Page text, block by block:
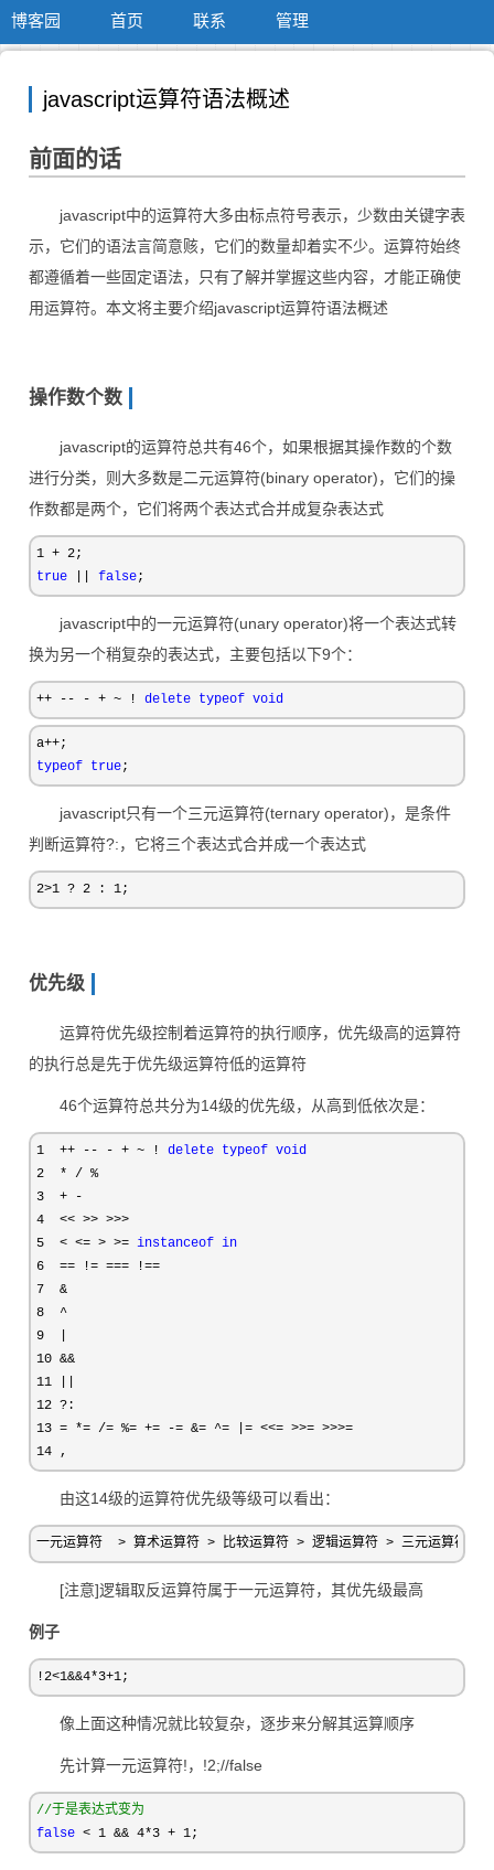
博客园 首页 联系 管理
javascript运算符语法概述
前面的话
javascript中的运算符大多由标点符号表示，少数由关键字表
示，它们的语法言简意赅，它们的数量却着实不少。运算符始终
都遵循着一些固定语法，只有了解并掌握这些内容，才能正确使
用运算符。本文将主要介绍javascript运算符语法概述
操作数个数
javascript的运算符总共有46个，如果根据其操作数的个数
进行分类，则大多数是二元运算符(binary operator)，它们的操
作数都是两个，它们将两个表达式合并成复杂表达式
1 + 2
true
false;
javascript中的一元运算符(unary operator)将一个表达式转
换为另一个稍复杂的表达式，主要包括以下9个：
++ -- - + ~ ! delete typeof void
a++
typeof true;
javascript只有一个三元运算符(ternary operator)，是条件
判断运算符?:，它将三个表达式合并成一个表达式
2>1 ? 2 : 1;
优先级
运算符优先级控制着运算符的执行顺序，优先级高的运算符
的执行总是先于优先级运算符低的运算符
46个运算符总共分为14级的优先级，从高到低依次是：
1  ++ -- - + ~ ! delete typeof void
2  * / %
3  + -
4  << >> >>>
5  < <= > >= instanceof in
6  == != === !==
7  &
8  ^
9  |
10 &&
11 ||
12 ?
13 = *= /= %= += -= &= ^= |= <<= >>= >>>=
14 ,
由这14级的运算符优先级等级可以看出：
一元运算符  > 算术运算符 > 比较运算符 > 逻辑运算符 > 三元运算符 >
[注意]逻辑取反运算符属于一元运算符，其优先级最高
例子
!2<1&&4*3+1;
像上面这种情况就比较复杂，逐步来分解其运算顺序
先计算一元运算符!，!2;//false
//于是表达式变为
false < 1 && 4*3 + 1;